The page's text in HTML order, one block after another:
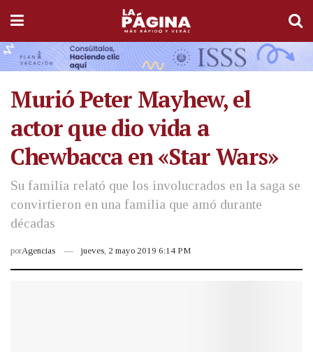
Murió Peter Mayhew, el
actor que dio vida a
Chewbacca en «Star Wars»
Su familia relató que los involucrados en la saga se
convirtieron en una familia que amó durante
décadas
porAgencias jueves, 2 mayo 2019 6:14 PM